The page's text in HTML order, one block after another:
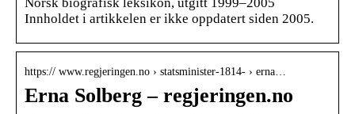
Innholdet i artikkelen er ikke oppdatert siden 2005.
https:// www.regjeringen.no › statsminister-1814- › erna…
Erna Solberg – regjeringen.no